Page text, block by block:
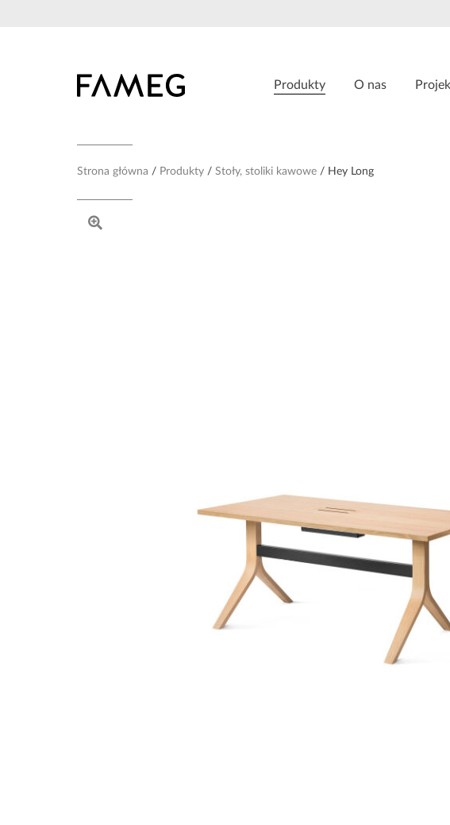
Produkty O nas
Strona główna Produkty Stoły, stoliki kawowe Hey Long